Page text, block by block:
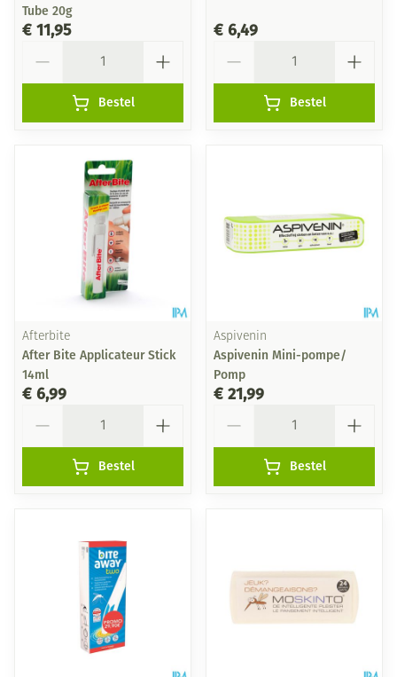
Tube 20g
€ 11,95
Bestel
€ 6,49
Bestel
Afterbite
After Bite Applicateur Stick
14ml
€ 6,99
Bestel
Aspivenin
Aspivenin Mini-pompe/
Pomp
€ 21,99
Bestel